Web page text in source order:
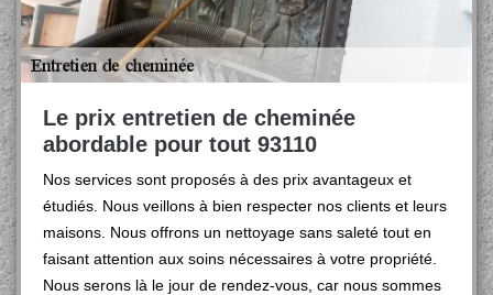
Le prix entretien de cheminée
abordable pour tout 93110
Nos services sont proposés à des prix avantageux et
étudiés. Nous veillons à bien respecter nos clients et leurs
maisons. Nous offrons un nettoyage sans saleté tout en
faisant attention aux soins nécessaires à votre propriété.
Nous serons là le jour de rendez-vous, car nous sommes